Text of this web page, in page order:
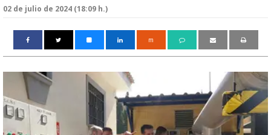
02 de julio de 2024 (18:09 h.)
m